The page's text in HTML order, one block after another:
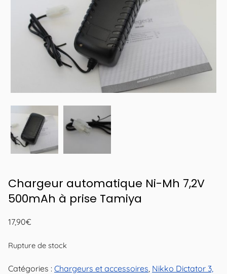
Chargeur automatique Ni-Mh 7,2V
500mAh à prise Tamiya
17,90€
Rupture de stock
Catégories : Chargeurs et accessoires Nikko Dictator 3,